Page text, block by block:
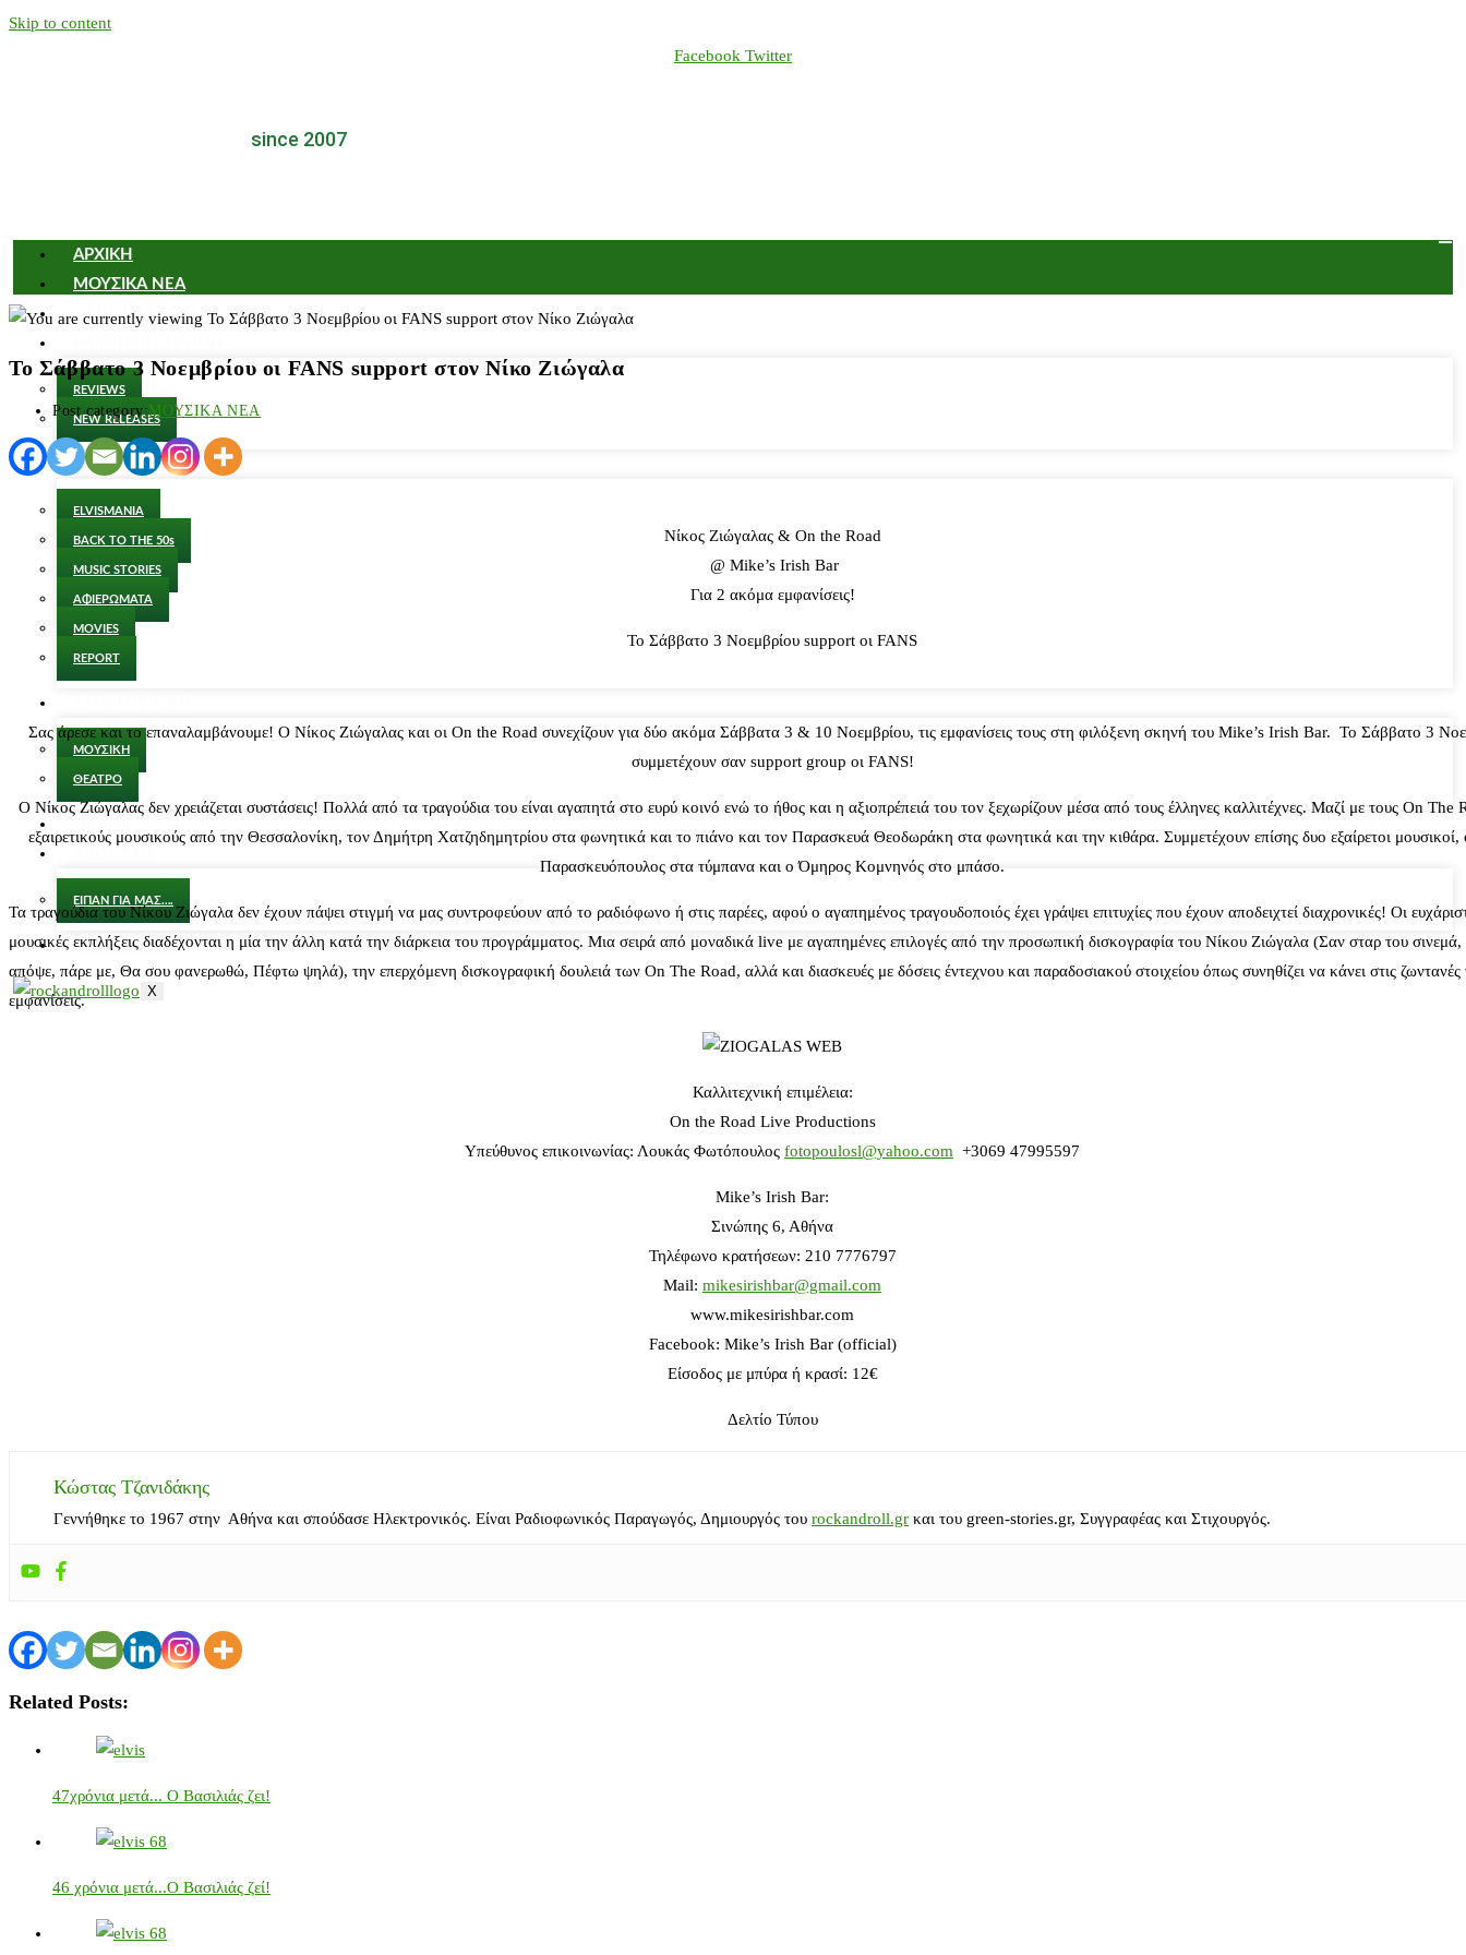
Skip to content
Facebook Twitter
since 2007
ΑΡΧΙΚΗ
ΜΟΥΣΙΚΑ ΝΕΑ
NEW RELEASES
REVIEWS
NEW RELEASES
FLASH BACK
ELVISMANIA
BACK TO THE 50s
MUSIC STORIES
ΑΦΙΕΡΩΜΑΤΑ
MOVIES
REPORT
ΜΟΥΣΙΚΗ
ΘΕΑΤΡΟ
ΕΙΠΑΝ ΓΙΑ ΜΑΣ….
ΕΠΙΚΟΙΝΩΝΙΑ
X
Το Σάββατο 3 Νοεμβρίου οι FANS support στον Νίκο Ζιώγαλα
Post category:ΜΟΥΣΙΚΑ ΝΕΑ
Νίκος Ζιώγαλας & On the Road
@ Mike’s Irish Bar
Για 2 ακόμα εμφανίσεις!
Το Σάββατο 3 Νοεμβρίου support οι FANS
Σας άρεσε και το επαναλαμβάνουμε! Ο Νίκος Ζιώγαλας και οι On the Road συνεχίζουν για δύο ακόμα Σάββατα 3 & 10 Νοεμβρίου, τις εμφανίσεις τους στη φιλόξενη σκηνή του Mike’s Irish Bar. Το Σάββατο 3
συμμετέχουν σαν support group οι FANS!
Ο Νίκος Ζιώγαλας δεν χρειάζεται συστάσεις! Πολλά από τα τραγούδια του είναι αγαπητά στο ευρύ κοινό ενώ το ήθος και η αξιοπρέπειά του τον ξεχωρίζουν μέσα από τους έλληνες καλλιτέχνες. Μαζί με τους On The
εξαιρετικούς μουσικούς από την Θεσσαλονίκη, τον Δημήτρη Χατζηδημητρίου στα φωνητικά και το πιάνο και τον Παρασκευά Θεοδωράκη στα φωνητικά και την κιθάρα. Συμμετέχουν επίσης δυο εξαίρετοι μουσικοί,
Παρασκευόπουλος στα τύμπανα και ο Όμηρος Κομνηνός στο μπάσο.
Τα τραγούδια του Νίκου Ζιώγαλα δεν έχουν πάψει στιγμή να μας συντροφεύουν από το ραδιόφωνο ή στις παρέες, αφού ο αγαπημένος τραγουδοποιός έχει γράψει επιτυχίες που έχουν αποδειχτεί διαχρονικές! Οι
μουσικές εκπλήξεις διαδέχονται η μία την άλλη κατά την διάρκεια του προγράμματος. Μια σειρά από μοναδικά live με αγαπημένες επιλογές από την προσωπική δισκογραφία του Νίκου Ζιώγαλα (Σαν σταρ του
απόψε, πάρε με, Θα σου φανερωθώ, Πέφτω ψηλά), την επερχόμενη δισκογραφική δουλειά των On The Road, αλλά και διασκευές με δόσεις έντεχνου και παραδοσιακού στοιχείου όπως συνηθίζει να κάνει στις ζωντανές
εμφανίσεις.
Καλλιτεχνική επιμέλεια:
On the Road Live Productions
Υπεύθυνος επικοινωνίας: Λουκάς Φωτόπουλος fotopoulosl@yahoo.com +3069 47995597
Mike’s Irish Bar:
Σινώπης 6, Αθήνα
Τηλέφωνο κρατήσεων: 210 7776797
Mail: mikesirishbar@gmail.com
www.mikesirishbar.com
Facebook: Mike’s Irish Bar (official)
Είσοδος με μπύρα ή κρασί: 12€
Δελτίο Τύπου
Κώστας Τζανιδάκης
Γεννήθηκε το 1967 στην Αθήνα και σπούδασε Ηλεκτρονικός. Είναι Ραδιοφωνικός Παραγωγός, Δημιουργός του rockandroll.gr και του green-stories.gr, Συγγραφέας και Στιχουργός.
Related Posts:
47χρόνια μετά... Ο Βασιλιάς ζει!
46 χρόνια μετά...Ο Βασιλιάς ζεί!